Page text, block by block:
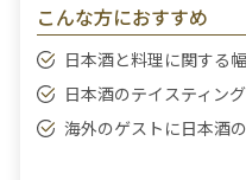
こんな方におすすめ
日本酒と料理に関する
日本酒のテイスティン
海外のゲストに日本酒